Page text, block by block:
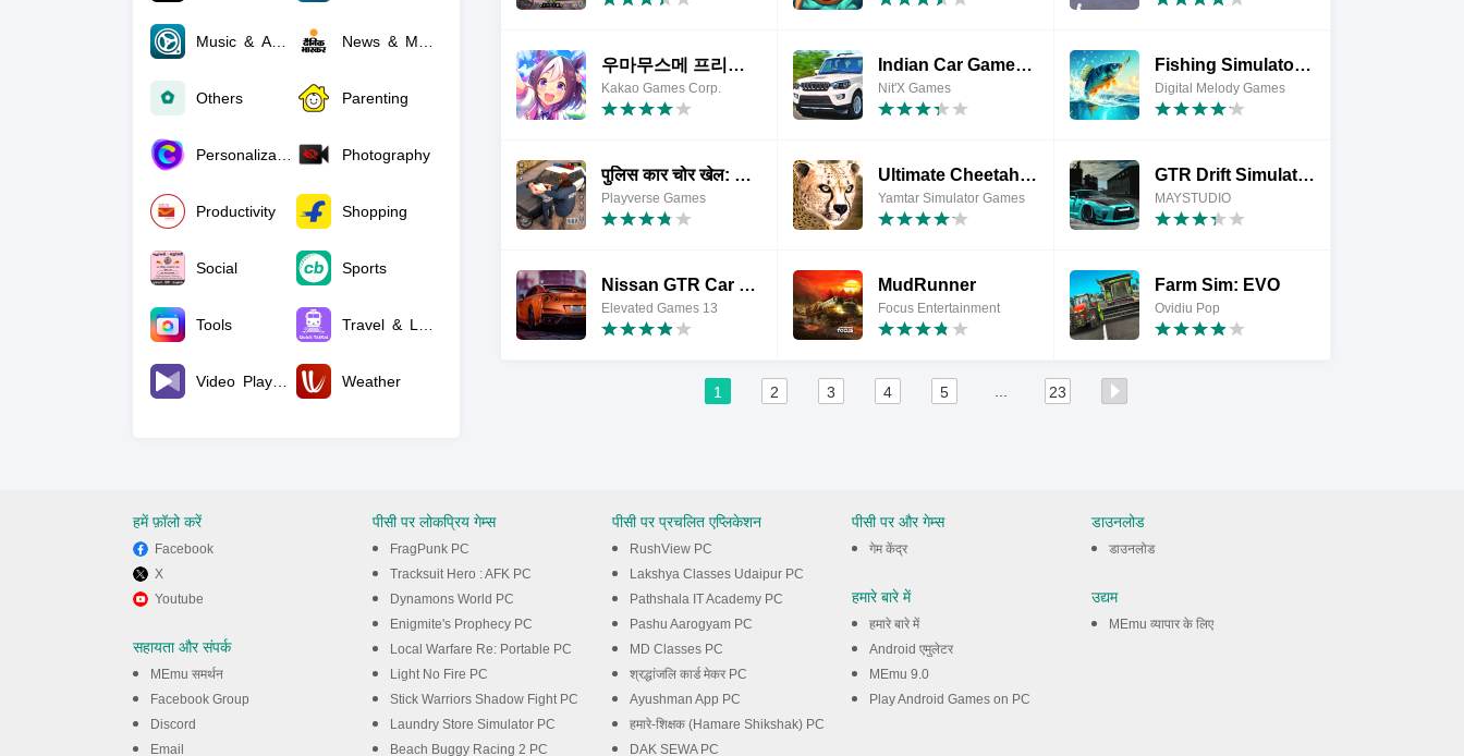
우마무스메 프리티 더비
Kakao Games Corp.
Indian Car Games 3D Scorpio
Nit'X Games
Fishing Simulator: Fish Inc 3D
Digital Melody Games
पुलिस कार चोर खेल: Police Game
Playverse Games
Ultimate Cheetah Simulator
Yamtar Simulator Games
GTR Drift Simulator 3D Race
MAYSTUDIO
Nissan GTR Car Simulator Games
Elevated Games 13
MudRunner
Focus Entertainment
Farm Sim: EVO
Ovidiu Pop
1 2 3 4 5 23
Others Parenting
Photography
Productivity Shopping
Social Sports
Tools
Weather
हमें फ़ॉलो करें
Facebook
X
Youtube
सहायता और संपर्क
MEmu समर्थन
Facebook Group
Discord
Email
पीसी पर लोकप्रिय गेम्स
FragPunk PC
Tracksuit Hero : AFK PC
Dynamons World PC
Enigmite's Prophecy PC
Local Warfare Re: Portable PC
Light No Fire PC
Stick Warriors Shadow Fight PC
Laundry Store Simulator PC
Beach Buggy Racing 2 PC
पीसी पर प्रचलित एप्लिकेशन
RushView PC
Lakshya Classes Udaipur PC
Pathshala IT Academy PC
Pashu Aarogyam PC
MD Classes PC
श्रद्धांजलि कार्ड मेकर PC
Ayushman App PC
हमारे-शिक्षक (Hamare Shikshak) PC
DAK SEWA PC
पीसी पर और गेम्स
गेम केंद्र
हमारे बारे में
हमारे बारे में
Android एमुलेटर
MEmu 9.0
Play Android Games on PC
डाउनलोड
डाउनलोड
उद्यम
MEmu व्यापार के लिए